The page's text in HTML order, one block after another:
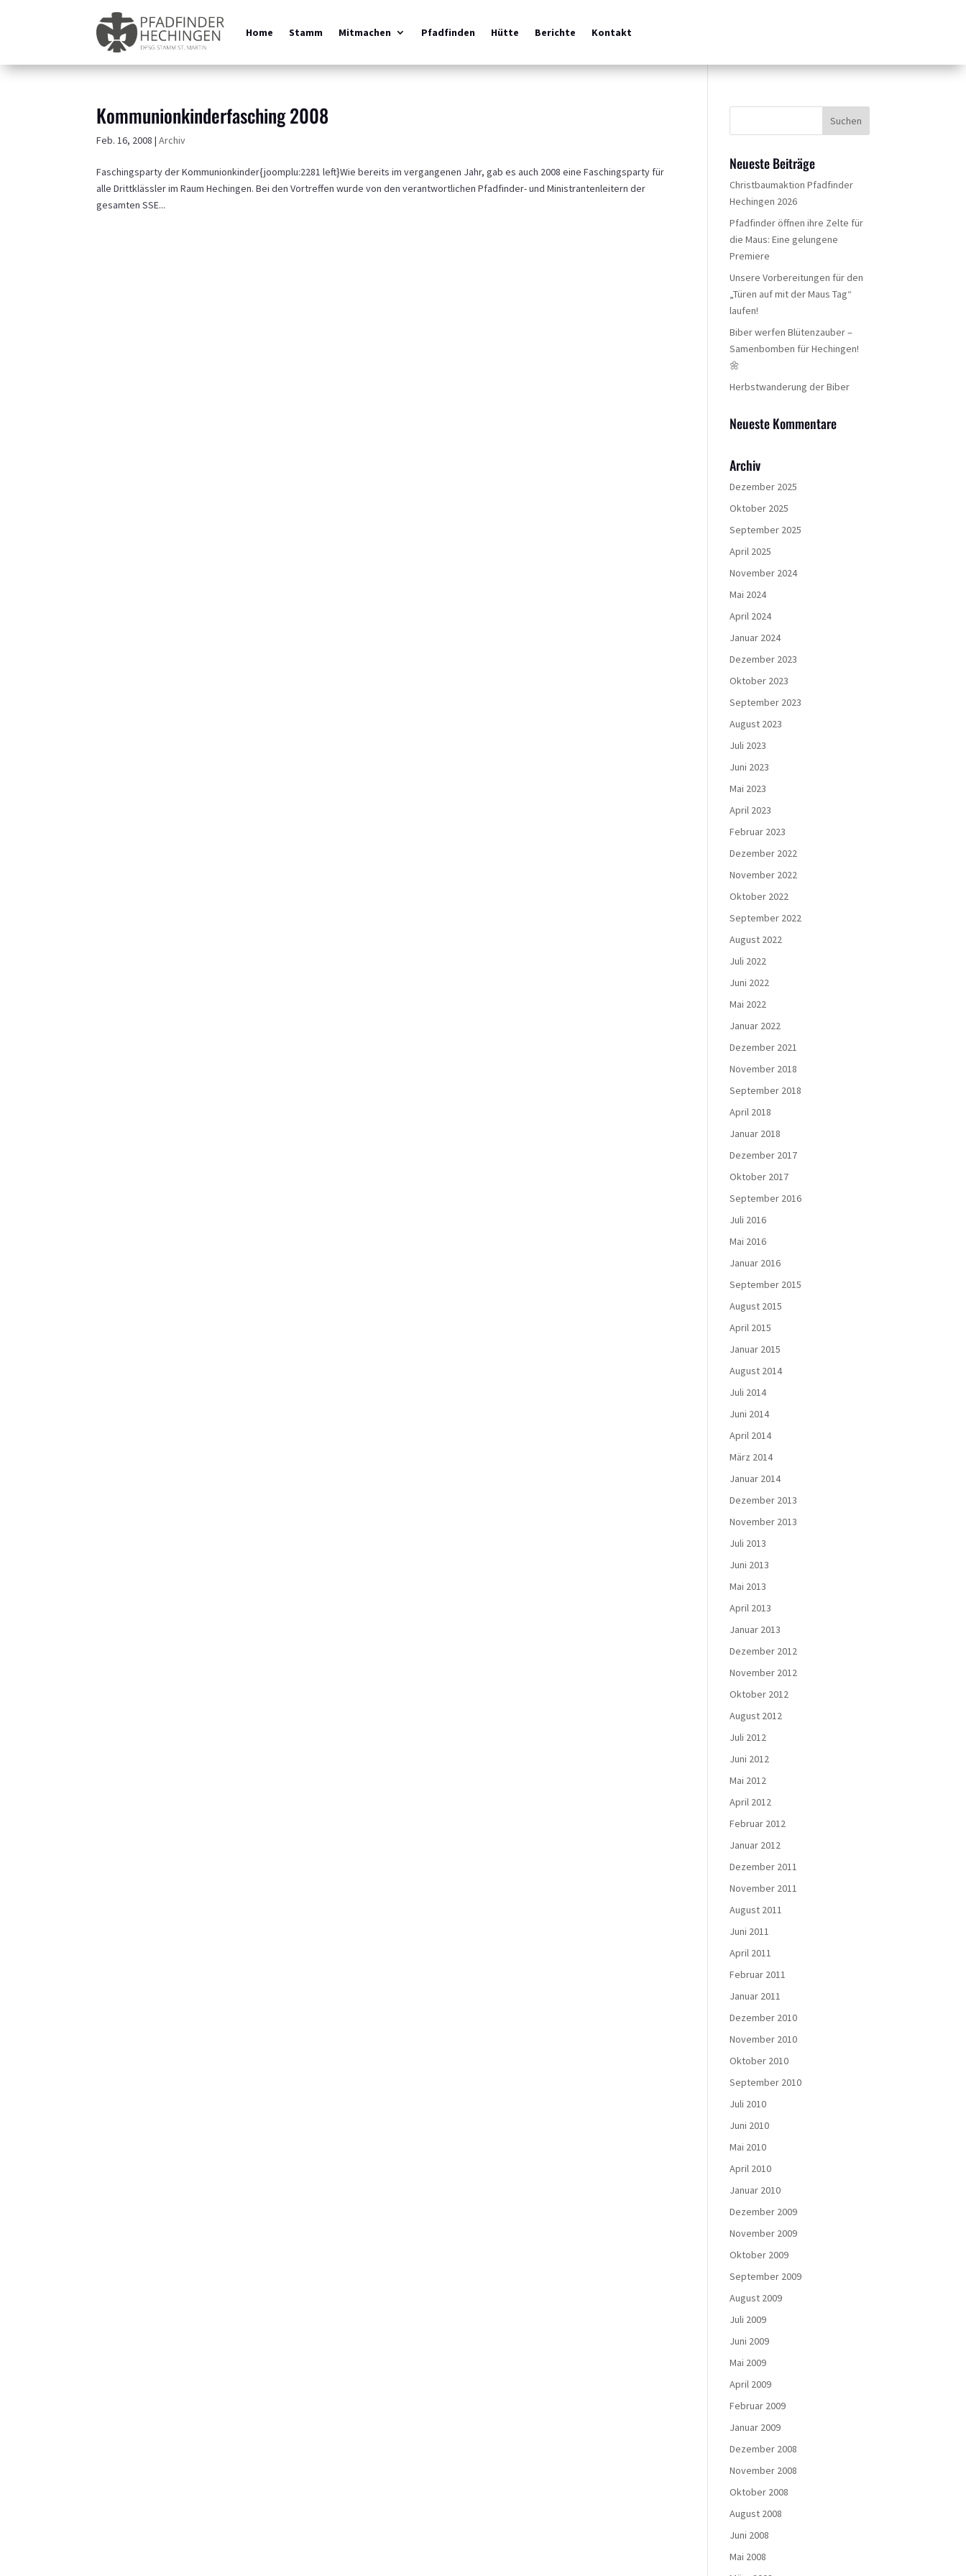
Home Stamm Mitmachen Pfadfinden Hütte Berichte Kontakt
Kommunionkinderfasching 2008
Feb. 16, 2008 |Archiv
Faschingsparty der Kommunionkinder{joomplu:2281 left}Wie bereits im vergangenen Jahr, gab es auch 2008 eine Faschingsparty für
alle Drittklässler im Raum Hechingen. Bei den Vortreffen wurde von den verantwortlichen Pfadfinder- und Ministrantenleitern der
gesamten SSE...
Neueste Beiträge
Christbaumaktion Pfadfinder
Hechingen 2026
Pfadfinder öffnen ihre Zelte für
die Maus: Eine gelungene
Premiere
Unsere Vorbereitungen für den
„Türen auf mit der Maus Tag“
laufen!
Biber werfen Blütenzauber –
Samenbomben für Hechingen!
🌼
Herbstwanderung der Biber
Neueste Kommentare
Archiv
Dezember 2025
Oktober 2025
September 2025
April 2025
November 2024
Mai 2024
April 2024
Januar 2024
Dezember 2023
Oktober 2023
September 2023
August 2023
Juli 2023
Juni 2023
Mai 2023
April 2023
Februar 2023
Dezember 2022
November 2022
Oktober 2022
September 2022
August 2022
Juli 2022
Juni 2022
Mai 2022
Januar 2022
Dezember 2021
November 2018
September 2018
April 2018
Januar 2018
Dezember 2017
Oktober 2017
September 2016
Juli 2016
Mai 2016
Januar 2016
September 2015
August 2015
April 2015
Januar 2015
August 2014
Juli 2014
Juni 2014
April 2014
März 2014
Januar 2014
Dezember 2013
November 2013
Juli 2013
Juni 2013
Mai 2013
April 2013
Januar 2013
Dezember 2012
November 2012
Oktober 2012
August 2012
Juli 2012
Juni 2012
Mai 2012
April 2012
Februar 2012
Januar 2012
Dezember 2011
November 2011
August 2011
Juni 2011
April 2011
Februar 2011
Januar 2011
Dezember 2010
November 2010
Oktober 2010
September 2010
Juli 2010
Juni 2010
Mai 2010
April 2010
Januar 2010
Dezember 2009
November 2009
Oktober 2009
September 2009
August 2009
Juli 2009
Juni 2009
Mai 2009
April 2009
Februar 2009
Januar 2009
Dezember 2008
November 2008
Oktober 2008
August 2008
Juni 2008
Mai 2008